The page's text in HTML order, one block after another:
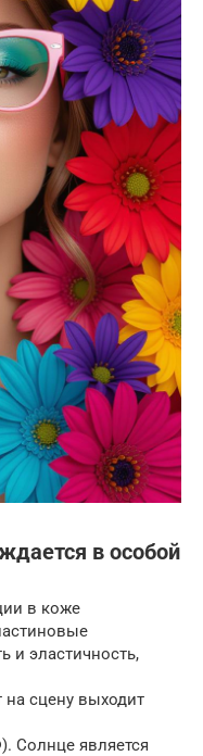
в особой
в коже
и эластичность,
на сцену выходит
Солнце является